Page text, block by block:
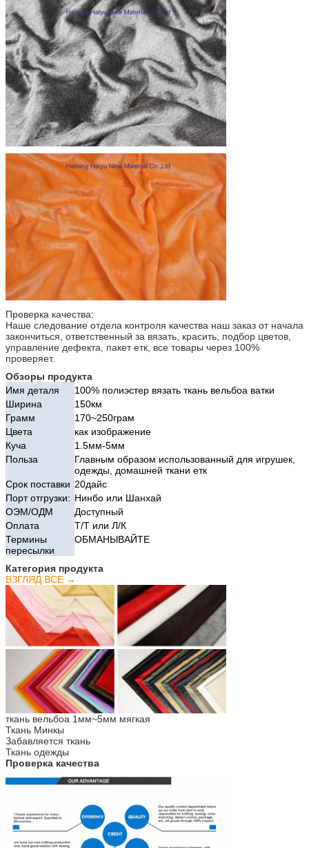
Проверка качества:
Наше следование отдела контроля качества наш заказ от начала
закончиться, ответственный за вязать, красить, подбор цветов,
управление дефекта, пакет етк, все товары через 100%
проверяет.
Обзоры продукта
Имя деталя
100% полиэстер вязать ткань вельбоа ватки
Ширина
150км
Грамм
170~250грам
Цвета
как изображение
Куча
1.5мм-5мм
Польза
Главным образом использованный для игрушек,
одежды, домашней ткани етк
Срок поставки 20дайс
Порт отгрузки: Нинбо или Шанхай
ОЭМ/ОДМ
Доступный
Оплата
Т/Т или Л/К
Термины
пересылки
ОБМАНЫВАЙТЕ
Категория продукта
ВЗГЛЯД ВСЕ →
ткань вельбоа 1мм~5мм мягкая
Ткань Минкы
Забавляется ткань
Ткань одежды
Проверка качества